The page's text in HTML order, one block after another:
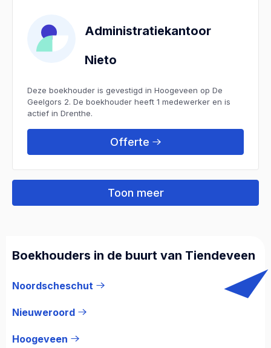
Administratiekantoor
Nieto
Deze boekhouder is gevestigd in Hoogeveen op De
Geelgors 2. De boekhouder heeft 1 medewerker en is
actief in Drenthe.
Offerte
Toon meer
Boekhouders in de buurt van Tiendeveen
Noordscheschut
Nieuweroord
Hoogeveen